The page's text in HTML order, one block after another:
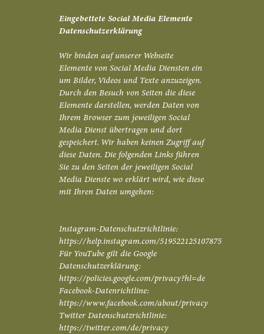
Eingebettete Social Media Elemente
Datenschutzerklärung
Wir binden auf unserer Webseite
Elemente von Social Media Diensten ein
um Bilder, Videos und Texte anzuzeigen.
Durch den Besuch von Seiten die diese
Elemente darstellen, werden Daten von
Ihrem Browser zum jeweiligen Social
Media Dienst übertragen und dort
gespeichert. Wir haben keinen Zugriff auf
diese Daten. Die folgenden Links führen
Sie zu den Seiten der jeweiligen Social
Media Dienste wo erklärt wird, wie diese
mit Ihren Daten umgehen:
Instagram-Datenschutzrichtlinie:
https://help.instagram.com/519522125107875
Für YouTube gilt die Google
Datenschutzerklärung:
https://policies.google.com/privacy?hl=de
Facebook-Datenrichtline:
https://www.facebook.com/about/privacy
Twitter Datenschutzrichtlinie:
https://twitter.com/de/privacy